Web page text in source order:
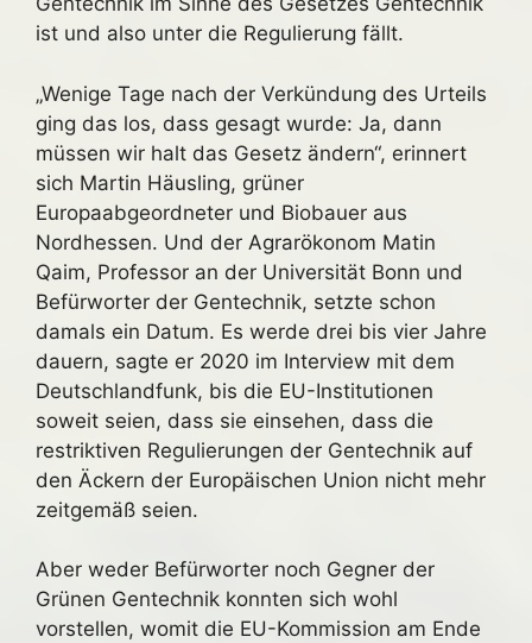
ist und also unter die Regulierung fällt.
„Wenige Tage nach der Verkündung des Urteils
ging das los, dass gesagt wurde: Ja, dann
müssen wir halt das Gesetz ändern“, erinnert
sich Martin Häusling, grüner
Europaabgeordneter und Biobauer aus
Nordhessen. Und der Agrarökonom Matin
Qaim, Professor an der Universität Bonn und
Befürworter der Gentechnik, setzte schon
damals ein Datum. Es werde drei bis vier Jahre
dauern, sagte er 2020 im Interview mit dem
Deutschlandfunk, bis die EU-Institutionen
soweit seien, dass sie einsehen, dass die
restriktiven Regulierungen der Gentechnik auf
den Äckern der Europäischen Union nicht mehr
zeitgemäß seien.
Aber weder Befürworter noch Gegner der
Grünen Gentechnik konnten sich wohl
vorstellen, womit die EU-Kommission am Ende